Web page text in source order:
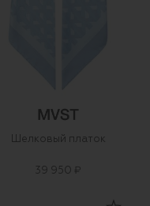
Шелковый платок
39 950 ₽